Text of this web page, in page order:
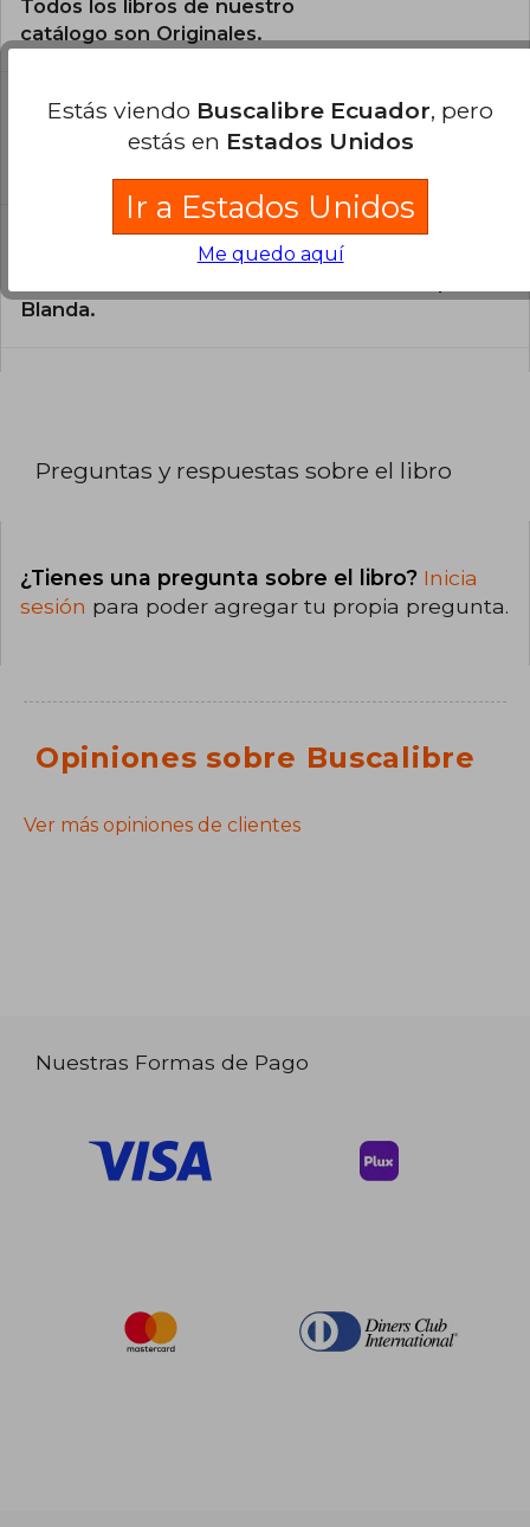
Todos los libros de nuestro
catálogo son Originales.
¿En qué Idioma está escrito el
libro?
¿Cuál es la encuadernación de este libro?
Blanda.
Preguntas y respuestas sobre el libro
¿Tienes una pregunta sobre el libro? Inicia
sesión para poder agregar tu propia pregunta.
Opiniones sobre Buscalibre
Ver más opiniones de clientes
Nuestras Formas de Pago
Estás viendo Buscalibre Ecuador, pero
estás en Estados Unidos
Ir a Estados Unidos
Me quedo aquí